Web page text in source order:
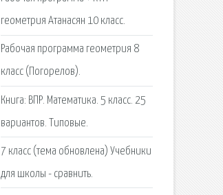
геометрия Атанасян 10 класс.
Рабочая программа геометрия 8
класс (Погорелов).
Книга: ВПР. Математика. 5 класс. 25
вариантов. Типовые.
7 класс (тема обновлена) Учебники
для школы - сравнить.